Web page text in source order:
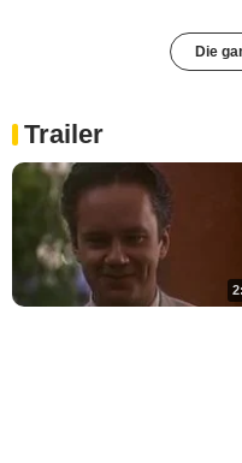
Die
Trailer